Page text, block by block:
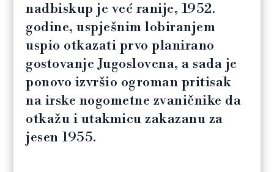
nadbiskup je već ranije, 1952.
godine, uspješnim lobiranjem
uspio otkazati prvo planirano
gostovanje Jugoslovena, a sada je
ponovo izvršio ogroman pritisak
na irske nogometne zvaničnike da
otkažu i utakmicu zakazanu za
jesen 1955.